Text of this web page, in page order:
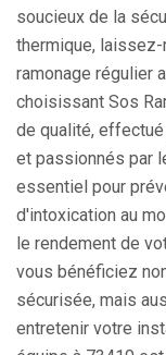
soucieux de la
thermique,
ramonage régulier
choisissant Sos
de qualité,
et passionnés par
essentiel pour
d'intoxication au
le rendement de
vous bénéficiez
sécurisée, mais
entretenir votre